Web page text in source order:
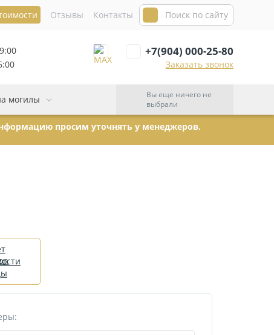
Отзывы Контакты
+7(904) 000-25-80
Заказать звонок
могилы
Вы еще ничего не
выбрали
просим уточнять у менеджеров.